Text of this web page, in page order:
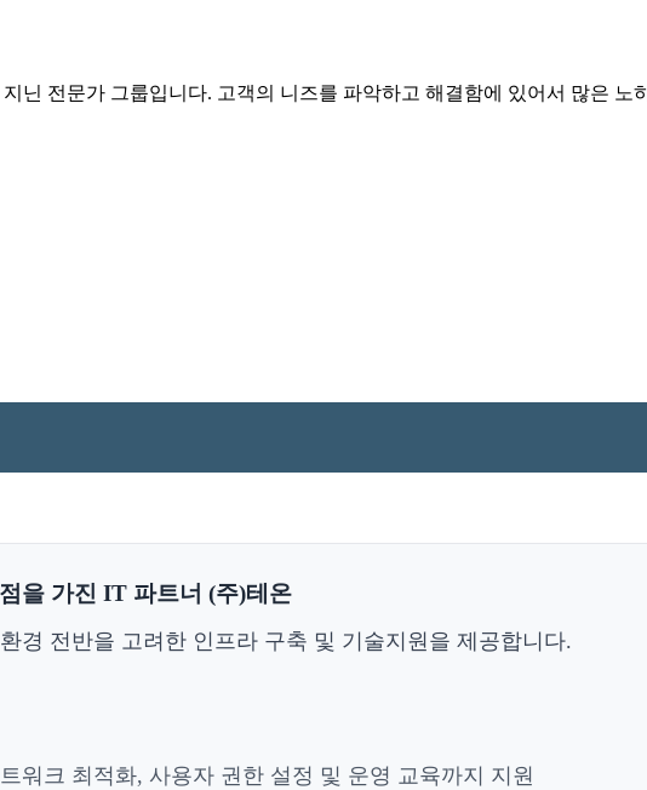
닌 전문가 그룹입니다. 고객의 니즈를 파악하고 해결함에 있어서 많은
을 가진 IT 파트너 (주)테온
경 전반을 고려한 인프라 구축 및 기술지원을 제공합니다.
워크 최적화, 사용자 권한 설정 및 운영 교육까지 지원